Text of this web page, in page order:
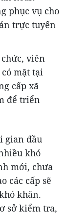
phục vụ cho
trực tuyến
viên
mặt tại
cấp xã
để triển
gian đầu
khó
mới, chưa
các cấp sẽ
khăn.
sở kiểm tra,